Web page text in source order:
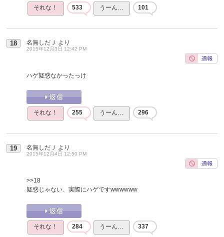
それな！ 533 うーん… 101
18 名無しだＪ より
2015年12月3日 12:42 PM
ハゲ疑惑なかったっけ
それな！ 255 うーん… 296
19 名無しだＪ より
2015年12月4日 12:50 PM
>>18
疑惑じゃない、実際にハゲですwwwwww
それな！ 284 うーん… 337